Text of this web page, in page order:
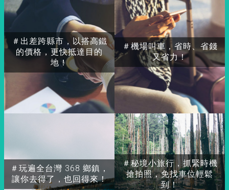
＃出差跨縣市，以搭高鐵
的價格，更快抵達目的
地！
＃玩遍全台灣 368 鄉鎮，
讓你去得了，也回得來！
＃秘境小旅行，抓緊時機
搶拍照，免找車位輕鬆
到！
＃機場叫車，省時、省錢
又省力！